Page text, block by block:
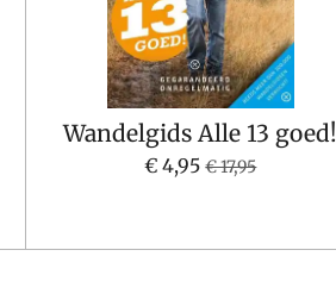
Wandelgids Alle 13 goed!
€ 4,95 € 17,95